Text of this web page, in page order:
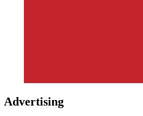
Advertising